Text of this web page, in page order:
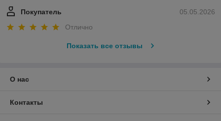
05.05.2026
Покупатель
Отлично
Показать все отзывы
О нас
Контакты